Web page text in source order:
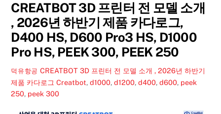
CREATBOT 3D 프린터 전 모델 소개
, 2026년 하반기 제품 카다로그,
D400 HS, D600 Pro3 HS, D1000
Pro HS, PEEK 300, PEEK 250
덕유항공 CREATBOT 3D 프린터 전 모델 소개 , 2026년 하반기
제품 카다로그 Creatbot,d1000,d1200,d400,d600, peek
250, peek 300